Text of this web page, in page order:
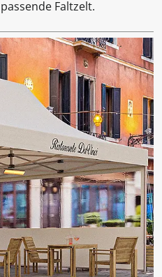
Faltzelt.